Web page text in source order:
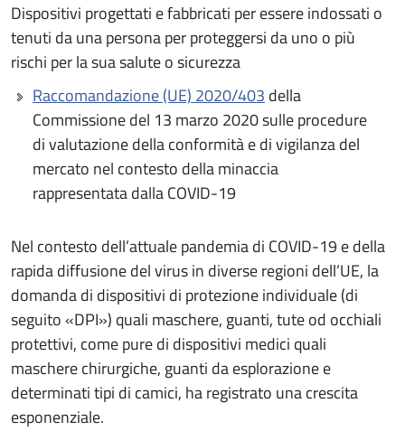
Dispositivi progettati e fabbricati per essere indossati o
tenuti da una persona per proteggersi da uno o più
rischi per la sua salute o sicurezza
Raccomandazione (UE) 2020/403della
Commissione del 13 marzo 2020 sulle procedure
di valutazione della conformità e di vigilanza del
mercato nel contesto della minaccia
rappresentata dalla COVID-19
Nel contesto dell’attuale pandemia di COVID-19 e della
rapida diffusione del virus in diverse regioni dell’UE, la
domanda di dispositivi di protezione individuale (di
seguito «DPI») quali maschere, guanti, tute od occhiali
protettivi, come pure di dispositivi medici quali
maschere chirurgiche, guanti da esplorazione e
determinati tipi di camici, ha registrato una crescita
esponenziale.